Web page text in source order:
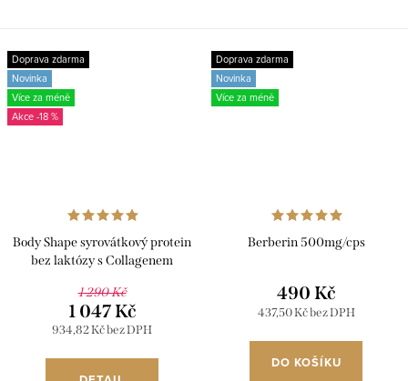
rostlinných zdrojů bílkovin. Každá
porce dodá 19...
mohou být...
Doprava zdarma
Novinka
Více za méně
-18 %
Body Shape syrovátkový protein
bez laktózy s Collagenem
1 290 Kč
934,82 Kč bez DPH
1 047 Kč
Doprava zdarma
Novinka
Více za méně
Berberin 500mg/cps
437,50 Kč bez DPH
490 Kč
DO KOŠÍKU